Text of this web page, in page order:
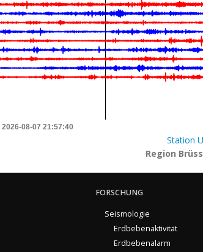
2026-08-07 21:57:40
Station
Region
FORSCHUNG
Seismologie
Erdbebenaktivität
Erdbebenalarm